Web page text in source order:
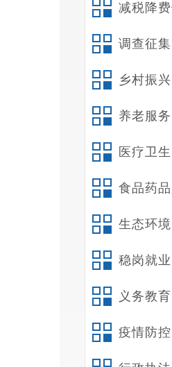
减税降
调查征集
乡村振兴
养老服务
医疗卫生
食品药
生态环境
稳岗就业
义务教育
疫情防控